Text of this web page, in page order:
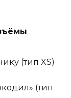
(тип XS)
(тип